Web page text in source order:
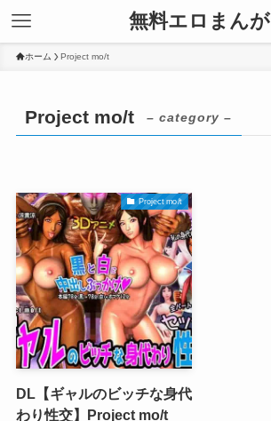
無料エロまんが
ホーム Project mo/t
Project mo/t – category –
Project mo/t
DL【ギャルのビッチな身代
わり性交】Project mo/t